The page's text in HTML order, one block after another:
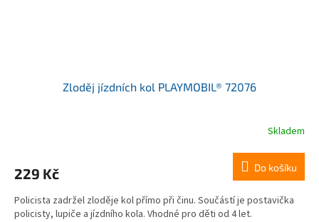
Zloděj jízdních kol PLAYMOBIL® 72076
Skladem
229 Kč Do košíku
Policista zadržel zloděje kol přímo při činu. Součástí je postavička
policisty, lupiče a jízdního kola. Vhodné pro děti od 4 let.